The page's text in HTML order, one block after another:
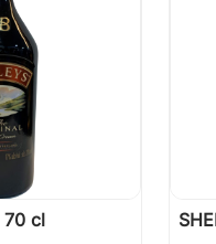
rápida
70 cl